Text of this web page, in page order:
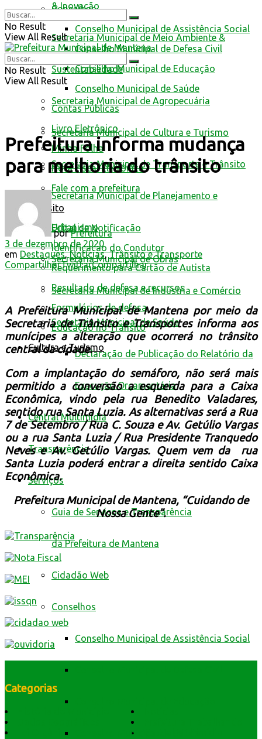
Conselhos
Conselho Municipal de Assistência Social
Conselho Municipal de Defesa Civil
Conselho Municipal de Educação
Conselho Municipal de Saúde
Contas Públicas
Livro Eletrônico
Minha Folha
Nota Fiscal Eletrônica
Fale com a prefeitura
Trânsito
Edital de Notificação
Identificacao do Condutor
Requerimento para Cartão de Autista
Resultado de defesa e recursos
Formulários de defesa
Educação no Trânsito
Cultura e Turismo
& Inovação
Secretaria Municipal de Meio Ambiente &
Sustentabilidade
Secretaria Municipal de Agropecuária
Secretaria Municipal de Cultura e Turismo
Secretaria Municipal de Transporte e Trânsito
Secretaria Municipal de Planejamento e
Urbanismo
Secretaria Municipal de Obras
Secretaria Municipal de Indústria e Comércio
Secretaria Municipal de Saúde
Declaração de Publicação do Relatório da
Execução Orçamentária
Central Multimídia
Transparência
Serviços
Guia de Serviços e Transparência
da Prefeitura de Mantena
Cidadão Web
Conselhos
Conselho Municipal de Assistência Social
Conselho Municipal de Saúde
No Result
View All Result
No Result
View All Result
Prefeitura informa mudança
para melhoria do trânsito
por Prefeitura
3 de dezembro de 2020
em Destaques,Notícias,Trânsito e Transporte
CompartilharTwittarCompartilhar
A Prefeitura Municipal de Mantena por meio da
Secretaria de Trânsito e Transportes informa aos
munícipes a alteração que ocorrerá no trânsito
central da cidade.
Com a implantação do semáforo, não será mais
permitido a conversãoa esquerda para a Caixa
Econômica, vindo pela rua Benedito Valadares,
sentido rua Santa Luzia. Asalternativas será a Rua
7 de Setembro / Rua C. Souza e Av. Getúlio Vargas
ou a rua Santa Luzia / Rua Presidente Tranquedo
Neves e Av. Getúlio Vargas. Quem vem da rua
Santa Luzia poderá entrar a direita sentido Caixa
Econômica.
Prefeitura Municipal de Mantena, “Cuidando de
Nossa Gente”.
Categorias
Lei Orgânica